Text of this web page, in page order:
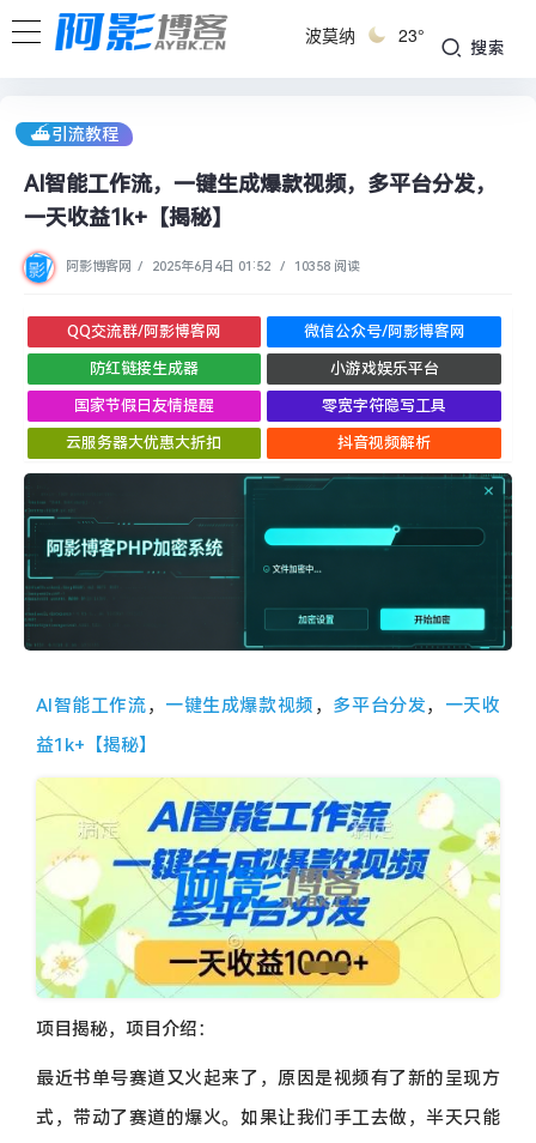
波莫纳 23°
搜索
⛴引流教程
AI智能工作流，一键生成爆款视频，多平台分发，
一天收益1k+【揭秘】
阿影博客网 / 2025年6月4日 01:52 / 10358 阅读
QQ交流群/阿影博客网 微信公众号/阿影博客网
防红链接生成器 小游戏娱乐平台
国家节假日友情提醒 零宽字符隐写工具
云服务器大优惠大折扣 抖音视频解析
AI智能工作流， 一键生成爆款视频 ， 多平台分发， 一天收
益1k+【揭秘】
c798d713674c82e931ad18fd62d843c4_8321aa614ed28b9-
11.webp
项目揭秘，项目介绍：
最近书单号赛道又火起来了，原因是视频有了新的呈现方
式，带动了赛道的爆火。如果让我们手工去做，半天只能